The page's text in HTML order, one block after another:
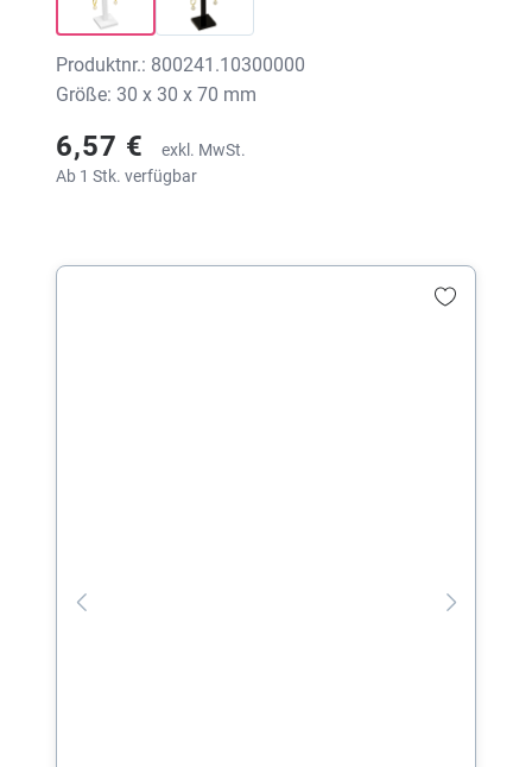
Produktnr.: 800241.10300000
Größe: 30 x 30 x 70 mm
6,57 €
exkl. MwSt.
Ab 1 Stk. verfügbar